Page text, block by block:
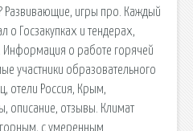
Развивающие, игры про. Каждый
о Госзакупках и тендерах,
Информация о работе горячей
участники образовательного
отели Россия, Крым,
описание, отзывы. Климат
с умеренным